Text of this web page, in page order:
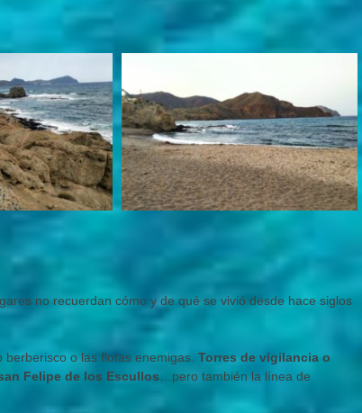
no recuerdan cómo y de qué se vivió desde hace siglos
o las flotas enemigas. Torres de vigilancia o
Felipe de los Escullos …pero también la línea de